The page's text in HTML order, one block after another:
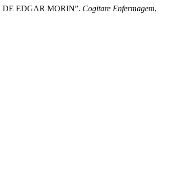
EDGAR MORIN”. Cogitare Enfermagem,